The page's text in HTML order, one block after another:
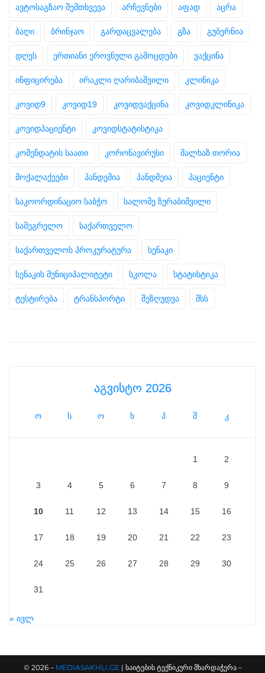
ავტოსაგზაო შემთხვევა არჩევნები აფად აცრა
ბაღი ბრინჯაო გარდაცვალება გზა გუბერნია
დღეს ერთიანი ეროვნული გამოცდები ვაქცინა
ინფიცირება ირაკლი ღარიბაშვილი კლინიკა
კოვიდ9 კოვიდ19 კოვიდვაქცინა კოვიდკლინიკა
კოვიდპაციენტი კოვიდსტატისტიკა
კომენდატის საათი კორონავირუსი მალხაზ თორია
მოქალაქეები პანდემია პანდმეია პაციენტი
საკოორდინაციო საბჭო სალომე ზურაბიშვილი
სამეგრელო საქართველო
საქართველოს პროკურატურა სენაკი
სენაკის მუნიციპალიტეტი სკოლა სტატისტიკა
ტესტირება ტრანსპორტი შეზღუდვა შსს
აგვისტო 2026
ო ს ო ხ პ შ კ
1 2
3 4 5 6 7 8 9
10 11 12 13 14 15 16
17 18 19 20 21 22 23
24 25 26 27 28 29 30
31
« ივლ
© 2026– MEDIASAKHLI.GE| საიტების ტექნიკური მხარდაჭერა –